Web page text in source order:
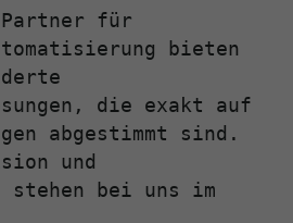
für
bieten
die exakt auf
abgestimmt sind.
und
stehen bei uns im